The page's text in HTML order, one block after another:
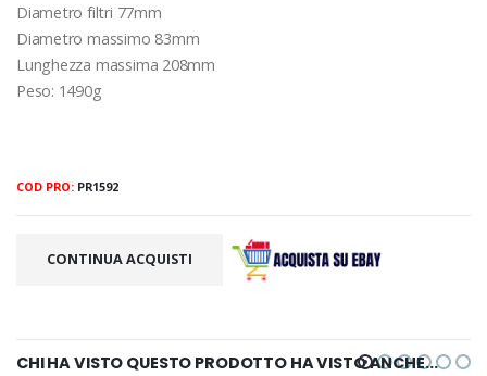
Diametro filtri 77mm
Diametro massimo 83mm
Lunghezza massima 208mm
Peso: 1490g
COD PRO: PR1592
CONTINUA ACQUISTI
CHI HA VISTO QUESTO PRODOTTO HA VISTO ANCHE...